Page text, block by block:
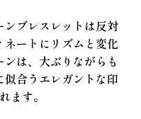
ブレスレットは反対
ートにリズムと変化
は、大ぶりながらも
合うエレガントな印
ます。